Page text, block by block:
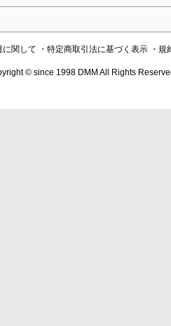
に関して ・特定商取引法に基づく表示 ・規
© since 1998 DMM All Rights